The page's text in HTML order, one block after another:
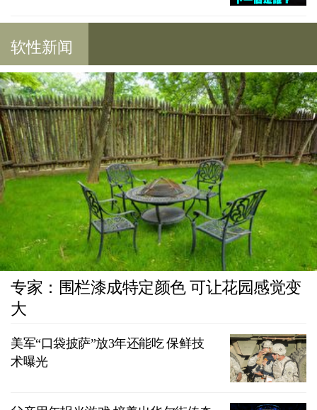
软性新闻
专家：围栏漆成特定颜色 可让花园感觉变
大
美军“口袋披萨”放3年还能吃 保鲜技
术曝光